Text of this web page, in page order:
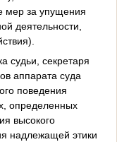
мер за упущения
деятельности,
судьи, секретаря
аппарата суда
поведения
определенных
высокого
надлежащей этики